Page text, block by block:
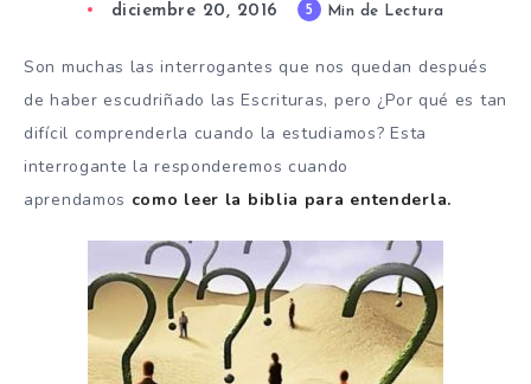
diciembre 20, 2016 5 Min de Lectura
Son muchas las interrogantes que nos quedan después
de haber escudriñado las Escrituras, pero ¿Por qué es tan
difícil comprenderla cuando la estudiamos? Esta
interrogante la responderemos cuando
aprendamos como leer la biblia para entenderla.